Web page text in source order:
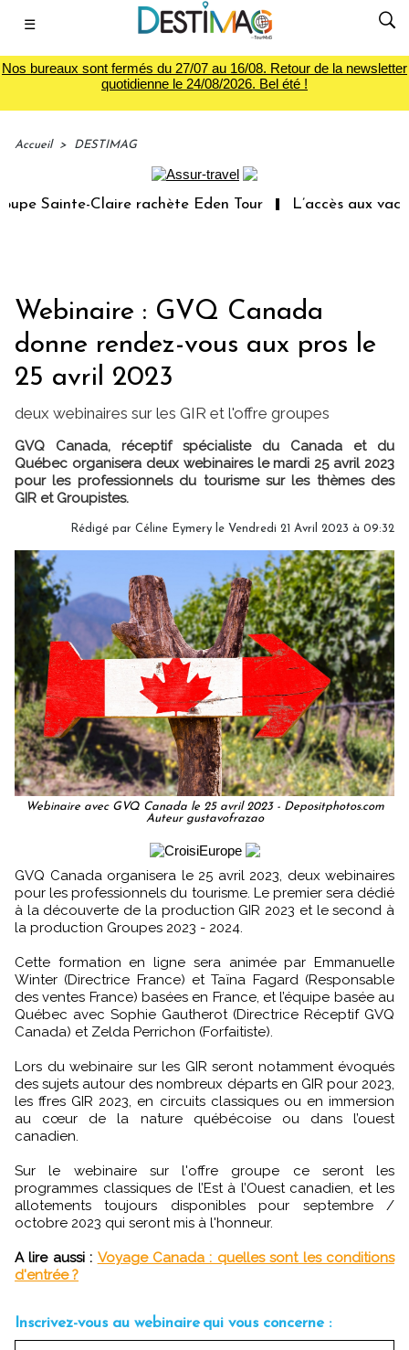
☰
Nos bureaux sont fermés du 27/07 au 16/08. Retour de la newsletter
quotidienne le 24/08/2026. Bel été !
Accueil > DESTIMAG
Sainte-Claire rachète Eden Tour L’accès aux
Webinaire : GVQ Canada
donne rendez-vous aux pros le
25 avril 2023
deux webinaires sur les GIR et l'offre groupes
GVQ Canada, réceptif spécialiste du Canada et du
Québec organisera deux webinaires le mardi 25 avril 2023
pour les professionnels du tourisme sur les thèmes des
GIR et Groupistes.
Rédigé par Céline Eymery le Vendredi 21 Avril 2023 à 09:32
Webinaire avec GVQ Canada le 25 avril 2023 - Depositphotos.com
Auteur gustavofrazao
GVQ Canada organisera le 25 avril 2023, deux webinaires
pour les professionnels du tourisme. Le premier sera dédié
à la découverte de la production GIR 2023 et le second à
la production Groupes 2023 - 2024.
Cette formation en ligne sera animée par Emmanuelle
Winter (Directrice France) et Taïna Fagard (Responsable
des ventes France) basées en France, et l’équipe basée au
Québec avec Sophie Gautherot (Directrice Réceptif GVQ
Canada) et Zelda Perrichon (Forfaitiste).
Lors du webinaire sur les GIR seront notamment évoqués
des sujets autour des nombreux départs en GIR pour 2023,
les ffres GIR 2023, en circuits classiques ou en immersion
au cœur de la nature québécoise ou dans l’ouest
canadien.
Sur le webinaire sur l'offre groupe ce seront les
programmes classiques de l’Est à l’Ouest canadien, et les
allotements toujours disponibles pour septembre /
octobre 2023 qui seront mis à l'honneur.
A lire aussi : Voyage Canada : quelles sont les conditions
d'entrée ?
Inscrivez-vous au webinaire qui vous concerne :